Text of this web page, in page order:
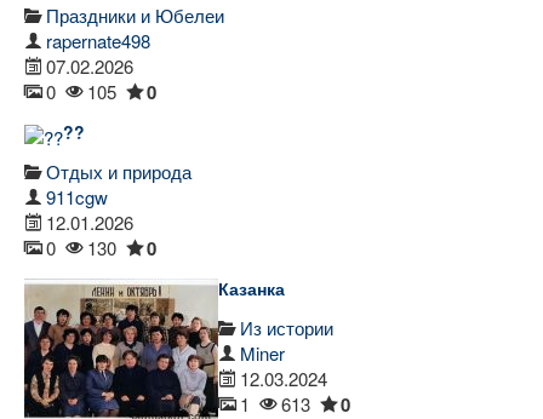
Праздники и Юбелеи
rapernate498
07.02.2026
0
105 0
??
Отдых и природа
911cgw
12.01.2026
0
130 0
Казанка
Из истории
Miner
12.03.2024
1
613 0